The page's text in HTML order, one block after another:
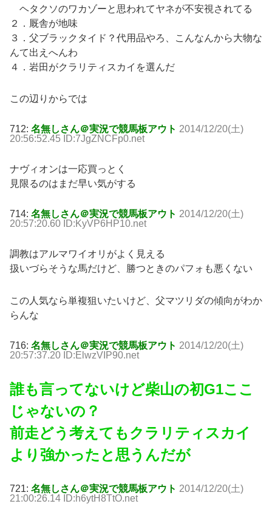
ヘタクソのワカゾーと思われてヤネが不安視されてる
２．厩舎が地味
３．父ブラックタイド？代用品やろ、こんなんから大物な
んて出えへんわ
４．岩田がクラリティスカイを選んだ
この辺りからでは
712: 名無しさん＠実況で競馬板アウト 2014/12/20(土)
20:56:52.45 ID:7JgZNCFp0.net
ナヴィオンは一応買っとく
見限るのはまだ早い気がする
714: 名無しさん＠実況で競馬板アウト 2014/12/20(土)
20:57:20.60 ID:KyVP6HP10.net
調教はアルマワイオリがよく見える
扱いづらそうな馬だけど、勝つときのパフォも悪くない
この人気なら単複狙いたいけど、父マツリダの傾向がわか
らんな
716: 名無しさん＠実況で競馬板アウト 2014/12/20(土)
20:57:37.20 ID:ElwzVIP90.net
誰も言ってないけど柴山の初G1ここ
じゃないの？
前走どう考えてもクラリティスカイ
より強かったと思うんだが
721: 名無しさん＠実況で競馬板アウト 2014/12/20(土)
21:00:26.14 ID:h6ytH8TtO.net